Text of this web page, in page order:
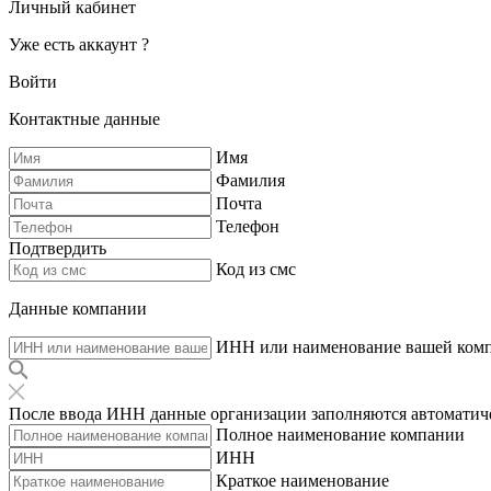
Личный кабинет
Уже есть аккаунт ?
Войти
Контактные данные
Имя
Фамилия
Почта
Телефон
Подтвердить
Код из смс
Данные компании
ИНН или наименование вашей
После ввода ИНН данные организации заполняются
Полное наименование компании
ИНН
Краткое наименование